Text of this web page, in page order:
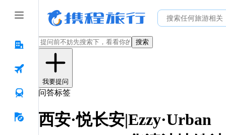
搜索
我要提问
问答标签
西安·悦长安|Ezzy·Urban